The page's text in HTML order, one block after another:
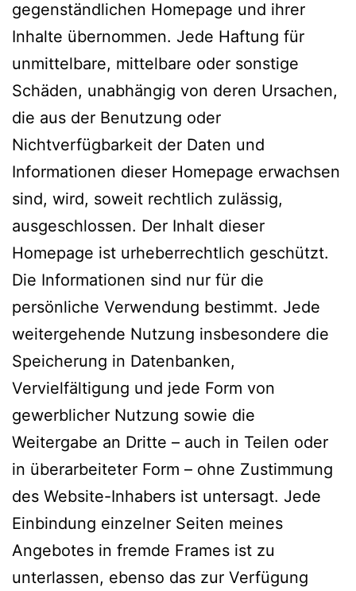
gegenständlichen Homepage und ihrer
Inhalte übernommen. Jede Haftung für
unmittelbare, mittelbare oder sonstige
Schäden, unabhängig von deren Ursachen,
die aus der Benutzung oder
Nichtverfügbarkeit der Daten und
Informationen dieser Homepage erwachsen
sind, wird, soweit rechtlich zulässig,
ausgeschlossen. Der Inhalt dieser
Homepage ist urheberrechtlich geschützt.
Die Informationen sind nur für die
persönliche Verwendung bestimmt. Jede
weitergehende Nutzung insbesondere die
Speicherung in Datenbanken,
Vervielfältigung und jede Form von
gewerblicher Nutzung sowie die
Weitergabe an Dritte – auch in Teilen oder
in überarbeiteter Form – ohne Zustimmung
des Website-Inhabers ist untersagt. Jede
Einbindung einzelner Seiten meines
Angebotes in fremde Frames ist zu
unterlassen, ebenso das zur Verfügung